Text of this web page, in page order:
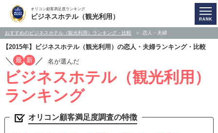
オリコン顧客満足度ランキング
ビジネスホテル（観光利用）
おすすめのビジネスホテル（観光利用）ランキング・比較 恋人・夫婦
【2015年】ビジネスホテル（観光利用）の恋人・夫婦ランキング・比較
／ 最 新 ／ 名が選んだ
ビジネスホテル（観光利用）
ランキング
オリコン顧客満足度調査の特徴